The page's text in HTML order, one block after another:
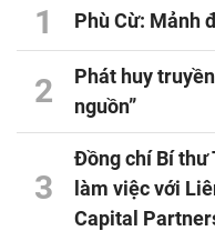
1 Phù Cừ: Mảnh
2
Phát huy
nguồn”
3
Đồng chí Bí thư
làm việc với
Capital